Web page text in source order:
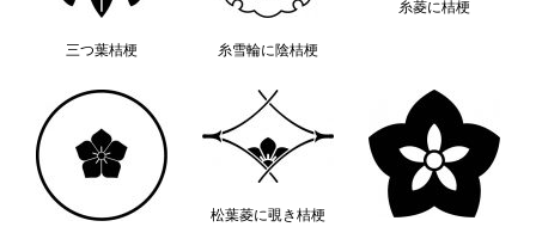
三つ葉桔梗 糸雪輪に陰桔梗
糸菱に桔梗
松葉菱に覗き桔梗